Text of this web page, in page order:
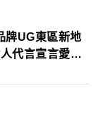
牌UG東區新地
代言宣言愛自